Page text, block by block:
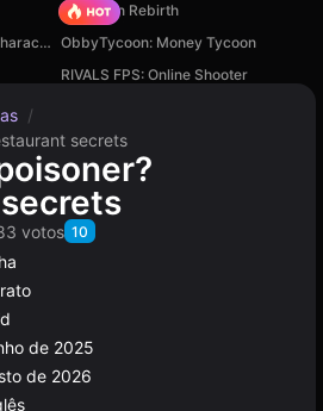
Stickman Rebirth
Poppy Playtime 5 Merge: All Characters ObbyTycoon: Money Tycoon
RIVALS FPS: Online Shooter
/
secrets
votos 10
de 2025
de 2026